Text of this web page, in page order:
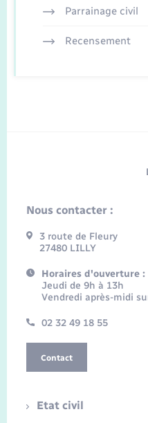
Parrainage civil
Recensement
Nous contacter :
3 route de Fleury
27480 LILLY
Horaires d'ouverture :
Jeudi de 9h à 13h
Vendredi après-midi
02 32 49 18 55
Contact
Etat civil